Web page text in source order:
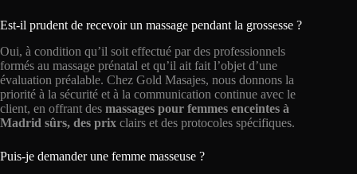
Est-il prudent de recevoir un massage pendant la grossesse ?
Oui, à condition qu’il soit effectué par des professionnels
formés au massage prénatal et qu’il ait fait l’objet d’une
évaluation préalable. Chez Gold Masajes, nous donnons la
priorité à la sécurité et à la communication continue avec le
client, en offrant des massages pour femmes enceintes à
Madrid sûrs, des prix clairs et des protocoles spécifiques.
Puis-je demander une femme masseuse ?